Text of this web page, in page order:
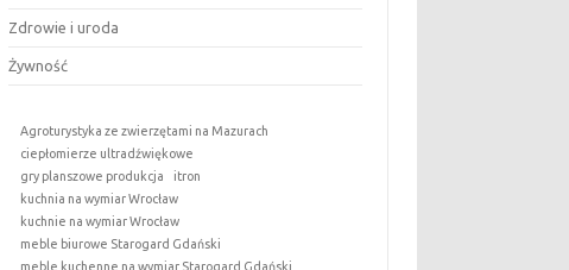
Zdrowie i uroda
Żywność
Agroturystyka ze zwierzętami na Mazurach
ciepłomierze ultradźwiękowe
gry planszowe produkcja
itron
kuchnia na wymiar Wrocław
kuchnie na wymiar Wrocław
meble biurowe Starogard Gdański
meble kuchenne na wymiar Starogard Gdański